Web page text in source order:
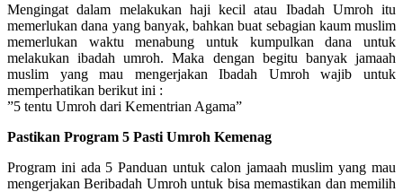
Mengingat dalam melakukan haji kecil atau Ibadah Umroh itu
memerlukan dana yang banyak, bahkan buat sebagian kaum muslim
memerlukan waktu menabung untuk kumpulkan dana untuk
melakukan ibadah umroh. Maka dengan begitu banyak jamaah
muslim yang mau mengerjakan Ibadah Umroh wajib untuk
memperhatikan berikut ini :
”5 tentu Umroh dari Kementrian Agama”
Pastikan Program 5 Pasti Umroh Kemenag
Program ini ada 5 Panduan untuk calon jamaah muslim yang mau
mengerjakan Beribadah Umroh untuk bisa memastikan dan memilih